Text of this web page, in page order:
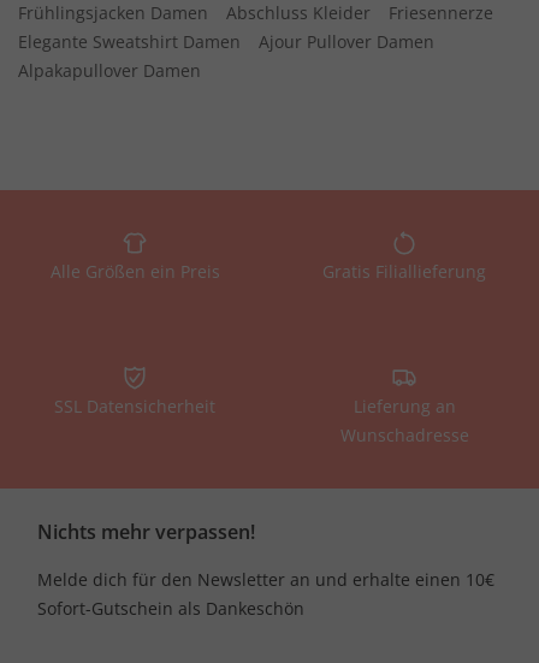
Frühlingsjacken Damen
Abschluss Kleider
Friesennerze
Elegante Sweatshirt Damen
Ajour Pullover Damen
Alpakapullover Damen
Alle Größen ein Preis Gratis Filiallieferung
SSL Datensicherheit
Lieferung an
Wunschadresse
Nichts mehr verpassen!
Melde dich für den Newsletter an und erhalte einen 10€
Sofort-Gutschein als Dankeschön